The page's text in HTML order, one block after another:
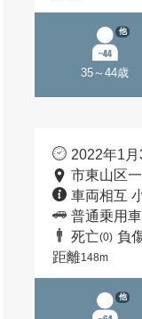
35～44歳
他
2022年1
市東山区
車両相互
普通乗用車
死亡(0) 負
距離148m
他